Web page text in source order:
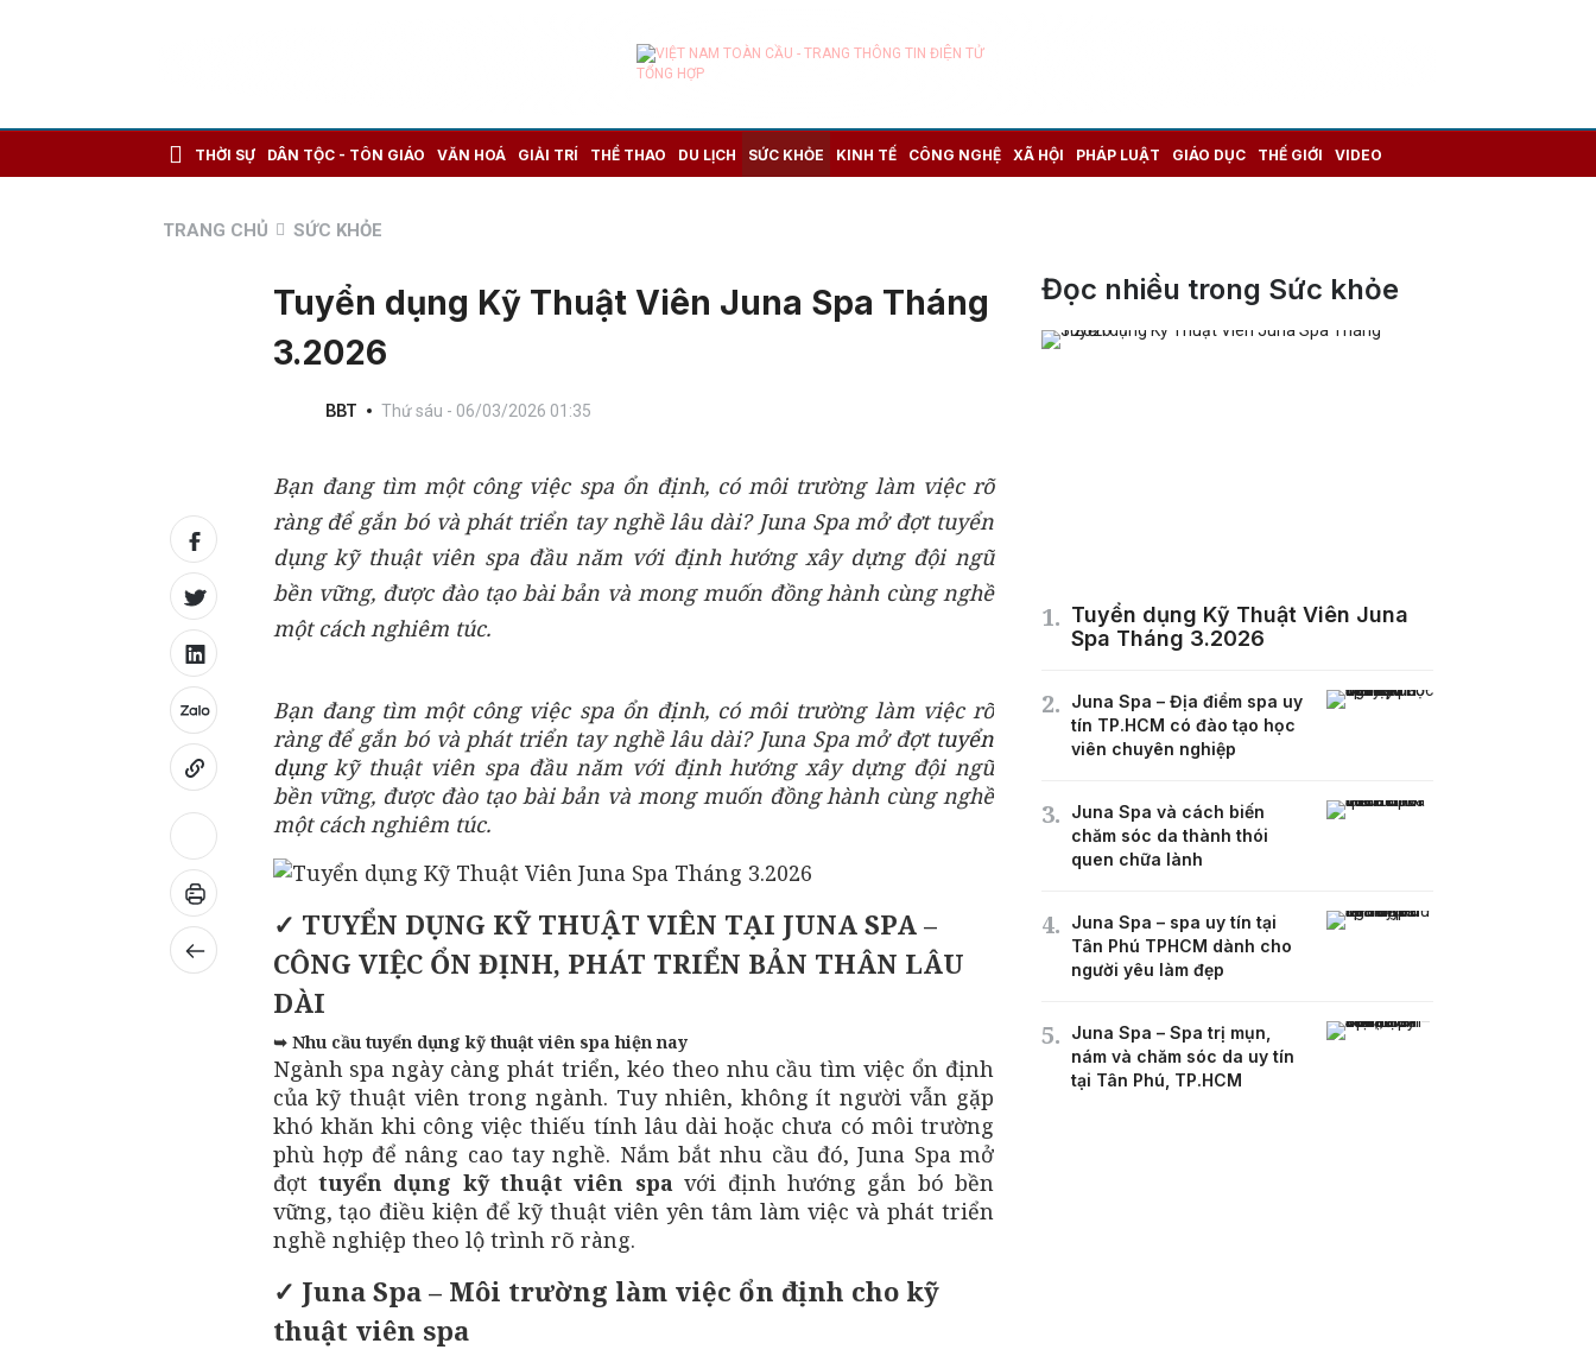
THỜI SỰ DÂN TỘC - TÔN GIÁO VĂN HOÁ GIẢI TRÍ THỂ THAO DU LỊCH SỨC KHỎE KINH TẾ CÔNG NGHỆ XÃ HỘI PHÁP LUẬT GIÁO DỤC THẾ GIỚI VIDEO
TRANG CHỦ SỨC KHỎE
Tuyển dụng Kỹ Thuật Viên Juna Spa Tháng
3.2026
BBT Thứ sáu - 06/03/2026 01:35
Bạn đang tìm một công việc spa ổn định, có môi trường làm việc rõ
ràng để gắn bó và phát triển tay nghề lâu dài? Juna Spa mở đợt tuyển
dụng kỹ thuật viên spa đầu năm với định hướng xây dựng đội ngũ
bền vững, được đào tạo bài bản và mong muốn đồng hành cùng nghề
một cách nghiêm túc.
Bạn đang tìm một công việc spa ổn định, có môi trường làm việc rõ
ràng để gắn bó và phát triển tay nghề lâu dài? Juna Spa mở đợt tuyển
dụngkỹ thuật viên spa đầu năm với định hướng xây dựng đội ngũ
bền vững, được đào tạo bài bản và mong muốn đồng hành cùng nghề
một cách nghiêm túc.
✓ TUYỂN DỤNG KỸ THUẬT VIÊN TẠI JUNA SPA –
CÔNG VIỆC ỔN ĐỊNH, PHÁT TRIỂN BẢN THÂN LÂU
DÀI
➥ Nhu cầu tuyển dụng kỹ thuật viên spa hiện nay
Ngành spa ngày càng phát triển, kéo theo nhu cầu tìm việc ổn định
của kỹ thuật viên trong ngành. Tuy nhiên, không ít người vẫn gặp
khó khăn khi công việc thiếu tính lâu dài hoặc chưa có môi trường
phù hợp để nâng cao tay nghề. Nắm bắt nhu cầu đó, Juna Spa mở
đợt tuyển dụng kỹ thuật viên spavới định hướng gắn bó bền
vững, tạo điều kiện để kỹ thuật viên yên tâm làm việc và phát triển
nghề nghiệp theo lộ trình rõ ràng.
✓ Juna Spa – Môi trường làm việc ổn định cho kỹ
thuật viên spa
Đọc nhiều trong Sức khỏe
Tuyển dụng Kỹ Thuật Viên Juna
Spa Tháng 3.2026
Juna Spa – Địa điểm spa uy
tín TP.HCM có đào tạo học
viên chuyên nghiệp
Juna Spa và cách biến
chăm sóc da thành thói
quen chữa lành
Juna Spa – spa uy tín tại
Tân Phú TPHCM dành cho
người yêu làm đẹp
Juna Spa – Spa trị mụn,
nám và chăm sóc da uy tín
tại Tân Phú, TP.HCM